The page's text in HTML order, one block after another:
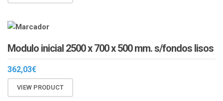
Modulo inicial 2500 x 700 x 500 mm. s/fondos lisos
362,03€
VIEW PRODUCT